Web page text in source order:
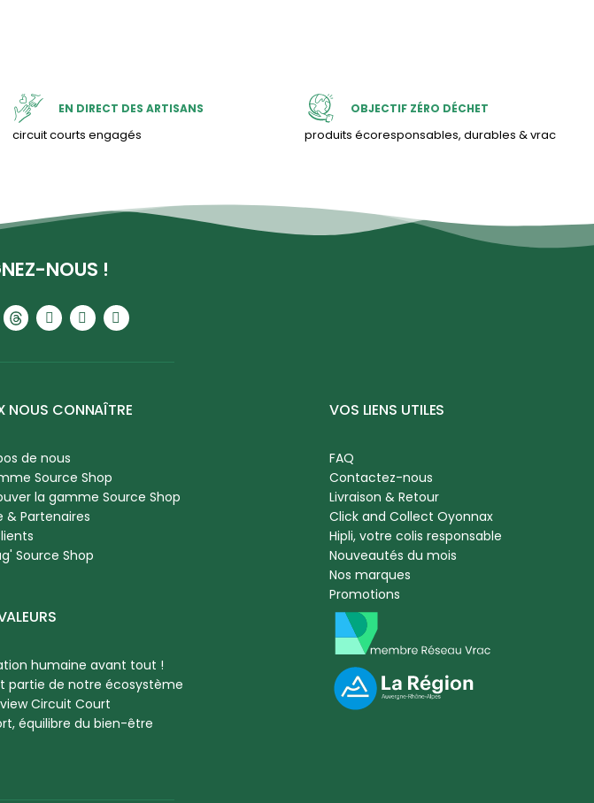
EN DIRECT DES ARTISANS
circuit courts engagés
OBJECTIF ZÉRO DÉCHET
produits écoresponsables, durables & vrac
NOUS !
NOUS CONNAÎTRE
de nous
Source Shop
la gamme Source Shop
& Partenaires
Source Shop
humaine avant tout !
partie de notre écosystème
Circuit Court
équilibre du bien-être
VOS LIENS UTILES
FAQ
Contactez-nous
Livraison & Retour
Click and Collect Oyonnax
Hipli, votre colis responsable
Nouveautés du mois
Nos marques
Promotions